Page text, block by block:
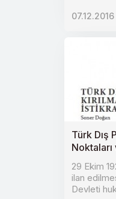
07.12.2016
Türk Dış
Noktaları
29 Ekim
ilan
Devleti